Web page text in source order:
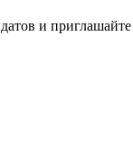
и приглашайте